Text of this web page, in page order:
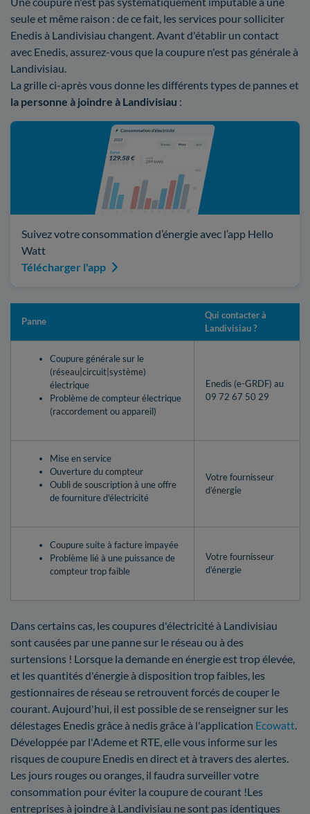
seule et même raison : de ce fait, les services pour solliciter
Enedis à Landivisiau changent. Avant d'établir un contact
avec Enedis, assurez-vous que la coupure n'est pas générale à
Landivisiau.
La grille ci-après vous donne les différents types de pannes et
la personne à joindre à Landivisiau :
Suivez votre consommation d’énergie avec l’app Hello
Watt
Télécharger l'app
Panne
Qui contacter à
Landivisiau ?
Coupure générale sur le
(réseau|circuit|système)
électrique
Problème de compteur électrique
(raccordement ou appareil)
Enedis (e-GRDF) au
09 72 67 50 29
Mise en service
Ouverture du compteur
Oubli de souscription à une offre
de fourniture d'électricité
Votre fournisseur
d’énergie
Coupure suite à facture impayée
Problème lié à une puissance de
compteur trop faible
Votre fournisseur
d’énergie
Dans certains cas, les coupures d'électricité à Landivisiau
sont causées par une panne sur le réseau ou à des
surtensions ! Lorsque la demande en énergie est trop élevée,
et les quantités d'énergie à disposition trop faibles, les
gestionnaires de réseau se retrouvent forcés de couper le
courant. Aujourd'hui, il est possible de se renseigner sur les
délestages Enedis grâce à nedis grâce à l'application Ecowatt.
Développée par l'Ademe et RTE, elle vous informe sur les
risques de coupure Enedis en direct et à travers des alertes.
Les jours rouges ou oranges, il faudra surveiller votre
consommation pour éviter la coupure de courant !Les
entreprises à joindre à Landivisiau ne sont pas identiques